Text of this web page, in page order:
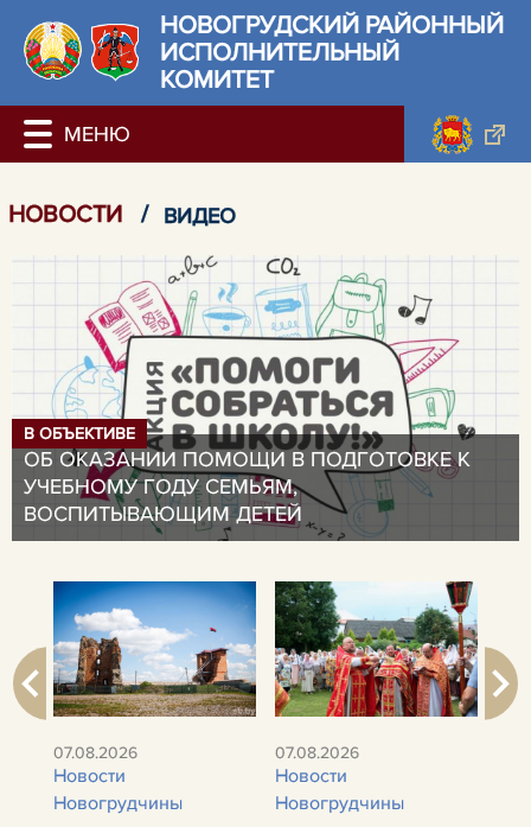
НОВОГРУДСКИЙ РАЙОННЫЙ
ИСПОЛНИТЕЛЬНЫЙ
КОМИТЕТ
НОВОСТИ / ВИДЕО
В ОБЪЕКТИВЕ
ОБ ОКАЗАНИИ ПОМОЩИ В ПОДГОТОВКЕ К
УЧЕБНОМУ ГОДУ СЕМЬЯМ,
ВОСПИТЫВАЮЩИМ ДЕТЕЙ
07.08.2026
Новости
Новогрудчины
07.08.2026
Новости
Новогрудчины